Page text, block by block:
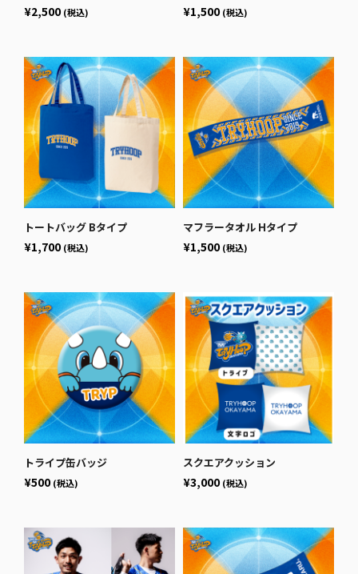
¥2,500 (税込) ¥1,500 (税込)
トートバッグ Bタイプ
¥1,700 (税込)
マフラータオル Hタイプ
¥1,500 (税込)
トライプ缶バッジ
¥500 (税込)
スクエアクッション
¥3,000 (税込)